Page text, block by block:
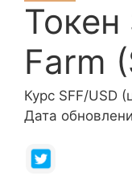
Farm
Курс SFF/USD
Дата